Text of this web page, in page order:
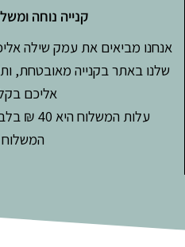
קנייה נוחה
אנחנו מביאים את עמק שילה
שלנו באתר בקנייה מאובטחת,
אליכם